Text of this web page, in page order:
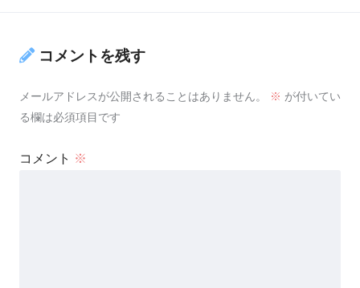
コメントを残す
メールアドレスが公開されることはありません。 ※ が付いてい
る欄は必須項目です
コメント ※